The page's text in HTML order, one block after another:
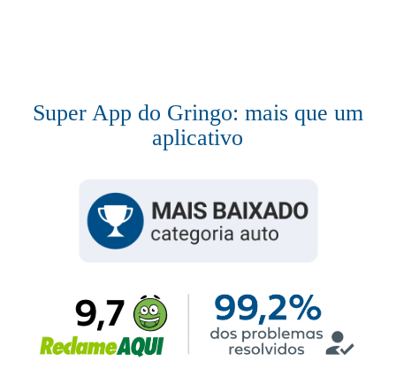
Super App do Gringo: mais que um
aplicativo